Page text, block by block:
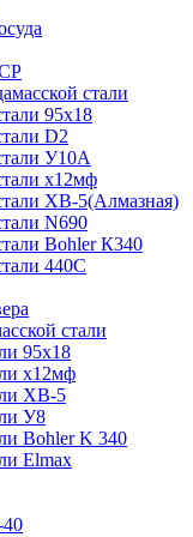
стали
95х18
D2
У10А
х12мф
ХВ-5(Алмазная)
N690
Bohler К340
440С
стали
95х18
х12мф
ХВ-5
У8
Bohler K 340
Elmax